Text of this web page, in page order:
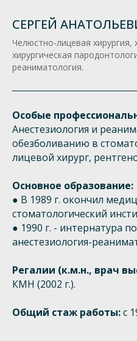
СЕРГЕЙ
Челюстно-лицевая хирургия,
хирургическая
реаниматология.
Особые
Анестезиология и
обезболиванию в
лицевой хирург,
Основное образование:
● В 1989 г. окончил
стоматологический
● 1990 г. - интернатура
анестезиология-
Регалии (к.м.н., врач
КМН (2002 г.).
Общий стаж работы:с